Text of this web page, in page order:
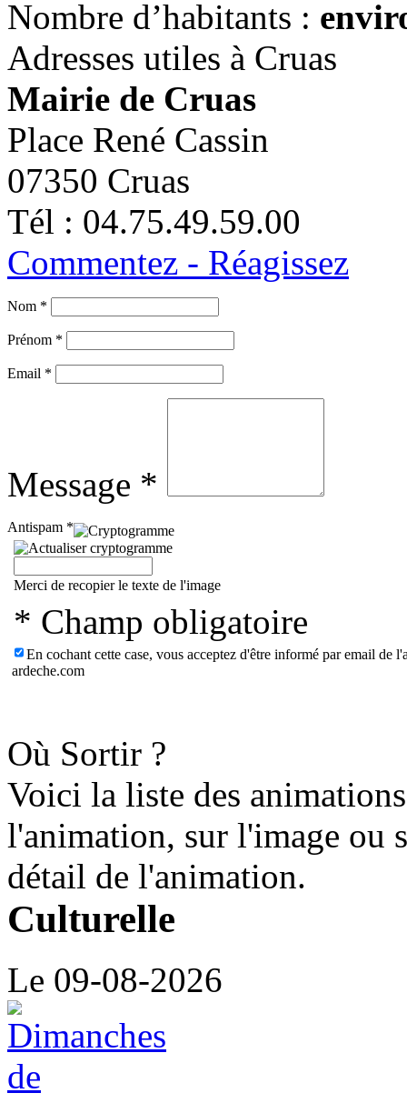
Nombre d’habitants :
Adresses utiles à Cruas
Mairie de Cruas
Place René Cassin
07350 Cruas
Tél : 04.75.49.59.00
Commentez - Réagissez
Nom *
Prénom *
Email *
Message *
Antispam *
Merci de recopier le texte de l'image
* Champ obligatoire
En cochant cette case, vous acceptez d'être informé par email de
ardeche.com
Où Sortir ?
Voici la liste des
l'animation, sur l'image ou
détail de l'animation.
Culturelle
Le 09-08-2026